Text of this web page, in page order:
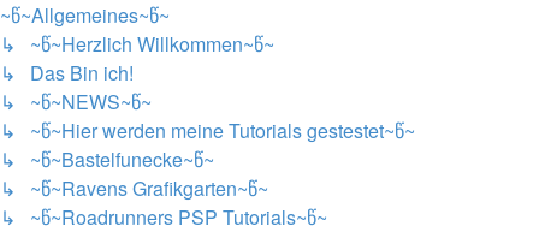
~წ~Allgemeines~წ~
↳ ~წ~Herzlich Willkommen~წ~
↳ Das Bin ich!
↳ ~წ~NEWS~წ~
↳ ~წ~Hier werden meine Tutorials gestestet~წ~
↳ ~წ~Bastelfunecke~წ~
↳ ~წ~Ravens Grafikgarten~წ~
↳ ~წ~Roadrunners PSP Tutorials~წ~